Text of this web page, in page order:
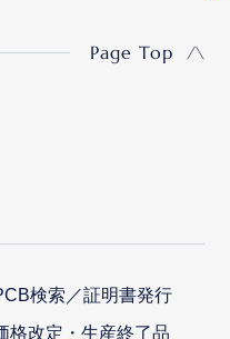
Page Top
検索／証明書発行
格改定・生産終了品